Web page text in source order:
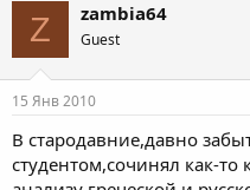
Z zambia64
Guest
15 Янв 2010
В стародавние,давно
студентом,сочинял как-